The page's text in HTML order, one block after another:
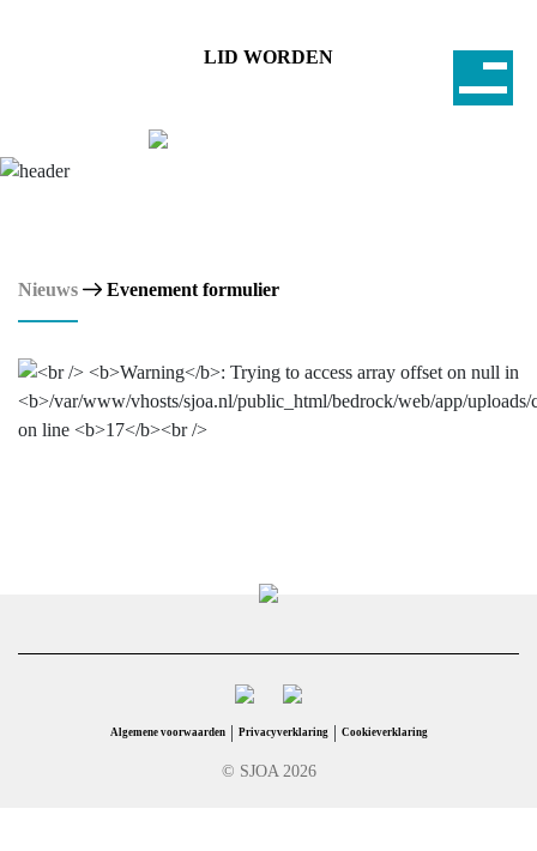
LID WORDEN
Nieuws Evenement formulier
© SJOA 2026
Algemene voorwaarden | Privacyverklaring | Cookieverklaring